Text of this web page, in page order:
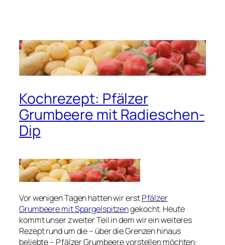
Kochrezept: Pfälzer
Grumbeere mit Radieschen-
Dip
Vor wenigen Tagen hatten wir erstPfälzer
Grumbeere mit Spargelspitzengekocht. Heute
kommt unser zweiter Teil in dem wir ein weiteres
Rezept rund um die – über die Grenzen hinaus
beliebte – Pfälzer Grumbeere vorstellen möchten: